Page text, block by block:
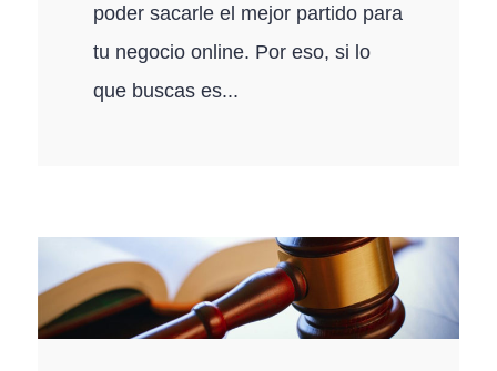
poder sacarle el mejor partido para
tu negocio online. Por eso, si lo
que buscas es...